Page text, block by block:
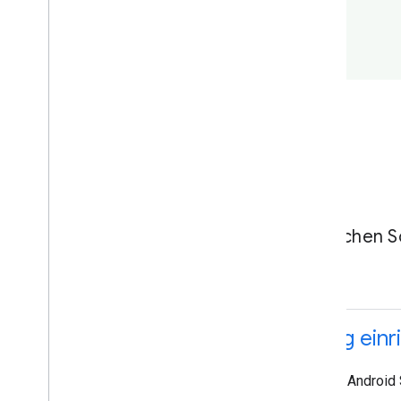
In wenigen einfachen
Schritt 1: Entwicklungsumgebung
Laden Sie Android Studio herunter. Es enthält das